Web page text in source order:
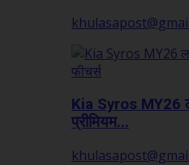
Kia Syros MY26
प्रीमियम...